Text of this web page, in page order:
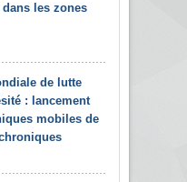
les zones
de lutte
: lancement
mobiles de